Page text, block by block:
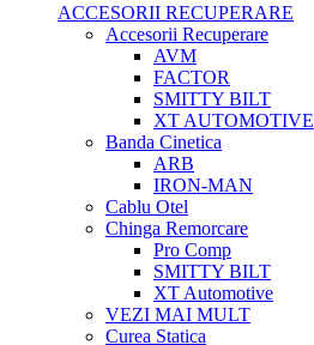
ACCESORII RECUPERARE
Accesorii Recuperare
AVM
FACTOR
SMITTY BILT
XT AUTOMOTIVE
Banda Cinetica
ARB
IRON-MAN
Cablu Otel
Chinga Remorcare
Pro Comp
SMITTY BILT
XT Automotive
VEZI MAI MULT
Curea Statica